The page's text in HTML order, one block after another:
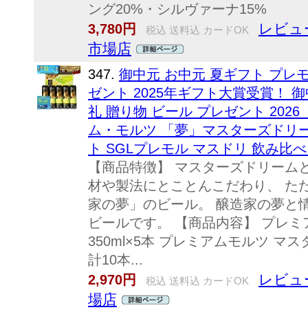
ング20%・シルヴァーナ15%
3,780円
税込 送料込 カードOK
レビュ
市場店
347. 御中元 お中元 夏ギフト プレ
ゼント 2025年ギフト大賞受賞！
礼 贈り物 ビール プレゼント 2026
ム・モルツ 「夢」マスターズドリ
ト SGLプレモル マスドリ 飲み比
【商品特徴】 マスターズドリー
材や製法にとことんこだわり、 た
家の夢」のビール。 醸造家の夢と
ビールです。 【商品内容】 プレ
350ml×5本 プレミアムモルツ マ
計10本...
2,970円
税込 送料込 カードOK
レビュ
場店